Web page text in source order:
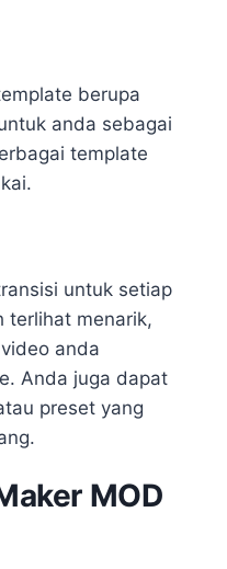
berupa
anda sebagai
template
untuk setiap
terlihat menarik,
anda
Anda juga dapat
preset yang
MOD